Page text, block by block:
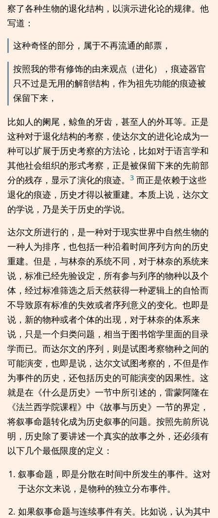
察了各种生物的退化结构，以演示进化论的规律。他
写道：
这种奇怪的部分，属于不再流通的邮票，
按照我的带有修饰的由来观点（进化），痕迹器官
只不过是无用的解剖结构，作为祖先功能的痕迹被
保留下来，
比如人的阑尾，鲸鱼的牙齿，甚至人的外耳等。正是
这种对于退化结构的考察，使达尔文的进化论成为一
种可以扩展于历史考察的方法论，比如对于语言学和
其他社会组织的形式考察，正是被保留下来的先前部
分的残存，显示了演化的痕迹。 3 而正是依赖于这些
退化的痕迹，历史才得以被重建。本质上说，达尔文
的学说，乃是关于历史的学说。
达尔文所进行的，是一种对于现实世界中自然生物的
一种人为排序，也包括一种沿着时间序列方向的历史
重建。但是，与林奈的系统不同，对于林奈的系统来
说，标准已经先验设定，所有参与列序的物种以及个
体，经过标准筛选之后天然获得一种逻辑上的自恰而
不导致原有标准的失效或者序列意义的变化。也即是
说，新的物种或者个体的出现，对于林奈的体系来
说，只是一个归类问题，相当于图书馆学里面的目录
学而已。而达尔文的序列，则是试图考察物种之间的
可能演变，也即是说，达尔文试图考察的，不但是作
为事件的历史，还包括历史的可能演变的因果性。这
就是在《什么是历史》一节中所引述的，雷蒙阿隆在
《法兰西学院课程》中《故事与历史》一节的界定，
将叙事命题转化成为历史叙事的问题。按照先前所说
明，历史除了要讲述一个真实的故事之外，还必须有
以下几个最低限度的定义：
叙事命题，即是分散在时间中所发生的事件。这对
于达尔文来说，是物种的独立分布事件。
如果叙事命题与连续事件有关。比如说，认为其中